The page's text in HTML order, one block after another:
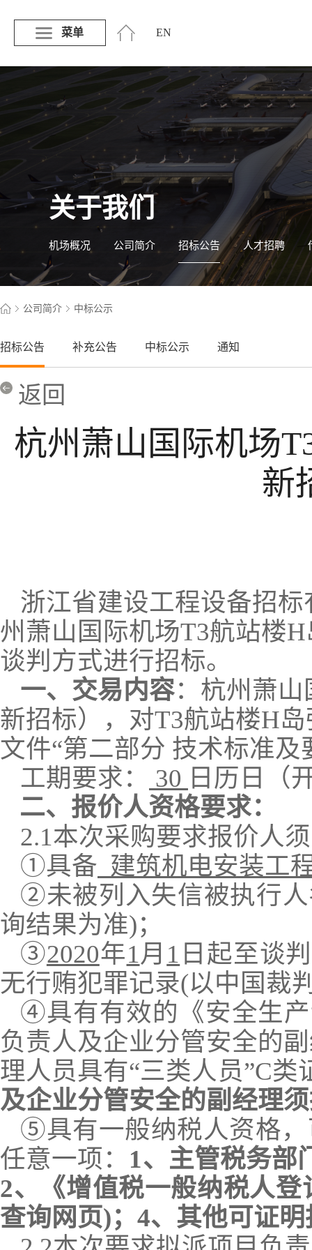
菜单 EN
关于我们
机场概况 公司简介 招标公告 人才招聘
公司简介 中标公示
招标公告 补充公告 中标公示 通知
返回
杭州萧山国际机场
新
浙江省建设工程设备招
州萧山国际机场T3航站楼
谈判方式进行招标。
一、交易内容： 杭州萧山
新招标）
，对T3航站楼H
文件“第二部分 技术标准及
工期要求：
30 日历日（
二、 报价人资格要求：
2.1本次采购要求报价人
①具备 建筑机电安装工
②未被列入失信被执行
询结果为准)；
③2020年1月 1 日起至谈
无行贿犯罪记录(以中国裁
④具有有效的《安全生
负责人及企业分管安全的
理人员具有“三类人员”C类
及企业分管安全的副经理
⑤具有一般纳税人资格
任意一项： 1、主管税务部
2、《增值税一般纳税人
查询网页)；4、其他可证